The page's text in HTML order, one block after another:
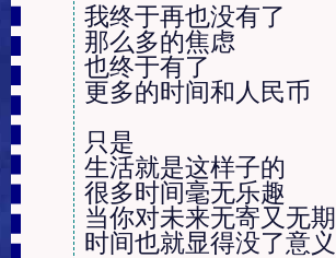
我终于再也没有了
那么多的焦虑
也终于有了
更多的时间和人民币
只是
生活就是这样子的
很多时间毫无乐趣
当你对未来无寄又无期
时间也就显得没了意义